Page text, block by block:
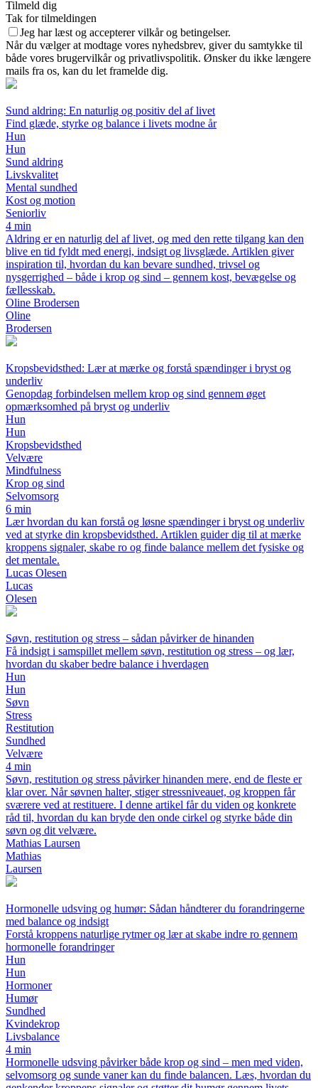
Tilmeld dig
Tak for tilmeldingen
Jeg har læst og accepterer vilkår og betingelser.
Når du vælger at modtage vores nyhedsbrev, giver du samtykke til
både vores brugervilkår og privatlivspolitik. Ønsker du ikke længere
mails fra os, kan du let framelde dig.
Sund aldring: En naturlig og positiv del af livet
Find glæde, styrke og balance i livets modne år
Hun
Hun
Sund aldring
Livskvalitet
Mental sundhed
Kost og motion
Seniorliv
4 min
Aldring er en naturlig del af livet, og med den rette tilgang kan den
blive en tid fyldt med energi, indsigt og livsglæde. Artiklen giver
inspiration til, hvordan du kan bevare sundhed, trivsel og
nysgerrighed – både i krop og sind – gennem kost, bevægelse og
fællesskab.
Oline Brodersen
Oline
Brodersen
Kropsbevidsthed: Lær at mærke og forstå spændinger i bryst og
underliv
Genopdag forbindelsen mellem krop og sind gennem øget
opmærksomhed på bryst og underliv
Hun
Hun
Kropsbevidsthed
Velvære
Mindfulness
Krop og sind
Selvomsorg
6 min
Lær hvordan du kan forstå og løsne spændinger i bryst og underliv
ved at styrke din kropsbevidsthed. Artiklen guider dig til at mærke
kroppens signaler, skabe ro og finde balance mellem det fysiske og
det mentale.
Lucas Olesen
Lucas
Olesen
Søvn, restitution og stress – sådan påvirker de hinanden
Få indsigt i samspillet mellem søvn, restitution og stress – og lær,
hvordan du skaber bedre balance i hverdagen
Hun
Hun
Søvn
Stress
Restitution
Sundhed
Velvære
4 min
Søvn, restitution og stress påvirker hinanden mere, end de fleste er
klar over. Når søvnen halter, stiger stressniveauet, og kroppen får
sværere ved at restituere. I denne artikel får du viden og konkrete
råd til, hvordan du kan bryde den onde cirkel og styrke både din
søvn og dit velvære.
Mathias Laursen
Mathias
Laursen
Hormonelle udsving og humør: Sådan håndterer du forandringerne
med balance og indsigt
Forstå kroppens naturlige rytmer og lær at skabe indre ro gennem
hormonelle forandringer
Hun
Hun
Hormoner
Humør
Sundhed
Kvindekrop
Livsbalance
4 min
Hormonelle udsving påvirker både krop og sind – men med viden,
selvomsorg og sunde vaner kan du finde balancen. Læs, hvordan du